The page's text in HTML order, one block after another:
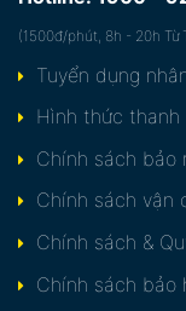
(1500đ/phút, 8h - 20h Từ
Tuyển dụng
Hình thức thanh
Chính sách bảo
Chính sách vận
Chính sách &
Chính sách bảo